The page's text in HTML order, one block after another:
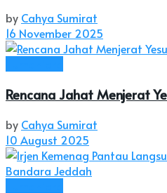
by Cahya Sumirat
16 November 2025
Rencana Jahat Menjerat
by Cahya Sumirat
10 August 2025